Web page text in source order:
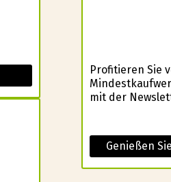
Profitieren Sie
mit der
Genießen